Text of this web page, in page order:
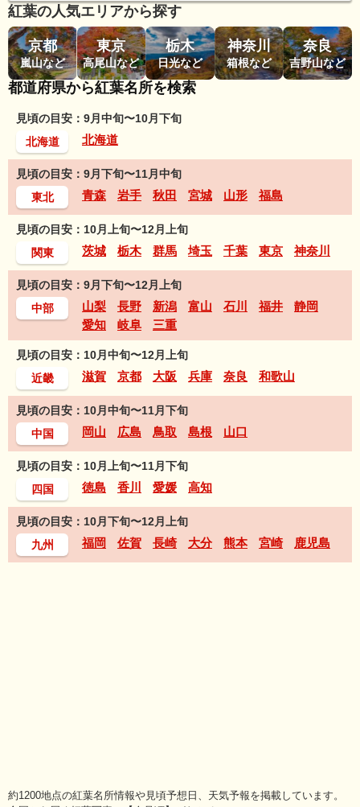
紅葉の人気エリアから探す
京都
嵐山など
東京
高尾山など
栃木
日光など
神奈川
箱根など
奈良
吉野山など
都道府県から紅葉名所を検索
見頃の目安：9月中旬〜10月下旬
北海道
北海道
見頃の目安：9月下旬〜11月中旬
東北
青森 岩手 秋田 宮城 山形 福島
見頃の目安：10月上旬〜12月上旬
関東
茨城 栃木 群馬 埼玉 千葉 東京 神奈川
見頃の目安：9月下旬〜12月上旬
中部
山梨 長野 新潟 富山 石川 福井
静岡
愛知
岐阜 三重
見頃の目安：10月中旬〜12月上旬
近畿
滋賀 京都 大阪 兵庫 奈良 和歌山
見頃の目安：10月中旬〜11月下旬
中国
岡山 広島 鳥取 島根 山口
見頃の目安：10月上旬〜11月下旬
四国
徳島 香川 愛媛 高知
見頃の目安：10月下旬〜12月上旬
九州
福岡 佐賀 長崎 大分 熊本 宮崎 鹿児島
約1200地点の紅葉名所情報や見頃予想日、天気予報を掲載しています。